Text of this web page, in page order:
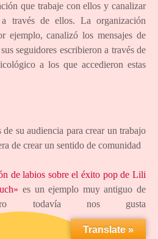
que trabaje con ellos y canalizar
través de ellos. La organización
ejemplo, canalizó los mensajes de
seguidores escribieron a través de
a los que accedieron estas
su audiencia para crear un trabajo
de crear un sentido de comunidad
de labios sobre el éxito pop de Lili
es un ejemplo muy antiguo de
todavía nos gusta
Translate »